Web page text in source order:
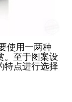
使用一两种
。至于图案设
特点进行选择